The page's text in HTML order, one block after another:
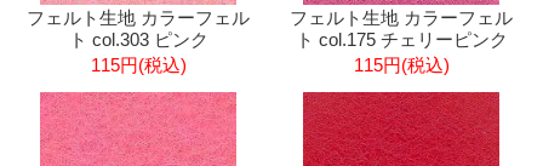
フェルト生地 カラーフェル
ト col.303 ピンク
115円(税込)
フェルト生地 カラーフェル
ト col.175 チェリーピンク
115円(税込)